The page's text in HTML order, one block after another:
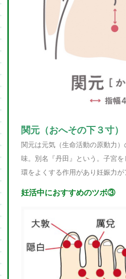
関元（おへその下３寸）
関元は元気（生命活動の原動力
味。別名『丹田』という。子宮
環をよくする作用があり妊娠力が
妊活中におすすめのツボ③